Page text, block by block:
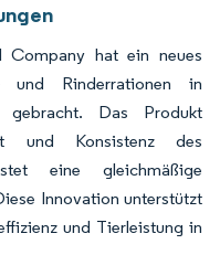
Company hat ein neues
und Rinderrationen in
Das Produkt
und Konsistenz des
eine gleichmäßige
Innovation unterstützt
und Tierleistung in